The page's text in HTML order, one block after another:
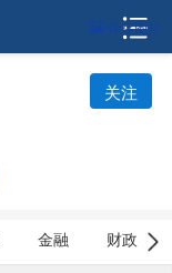
关注
金融 财政
保存图片